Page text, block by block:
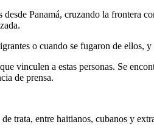
Panamá, cruzando la frontera
o cuando se fugaron de ellos,
vinculen a estas personas. Se
de prensa.
trata, entre haitianos, cubanos y